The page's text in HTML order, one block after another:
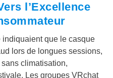
l’Excellence
indiquaient que le casque
lors de longues sessions,
climatisation,
Les groupes VRchat